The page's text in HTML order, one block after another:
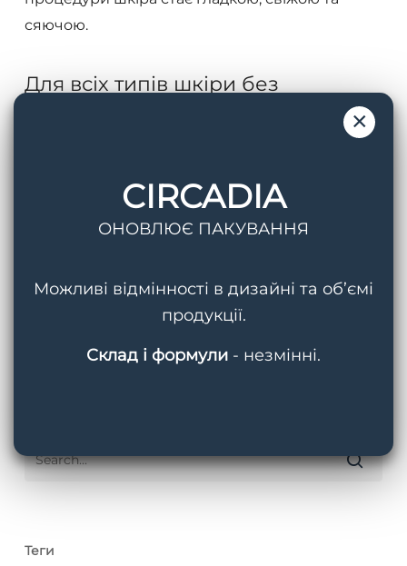
сяючою.
Для всіх типів шкіри без
після процедури можна наносити макіяж.
Догляд підходить для всіх типів шкіри. Ми
регулярно для досягнення бажаних
Теги
×
CIRCADIA
ОНОВЛЮЄ ПАКУВАННЯ
Можливі відмінності в дизайні та об’ємі
продукції.
Склад і формули - незмінні.